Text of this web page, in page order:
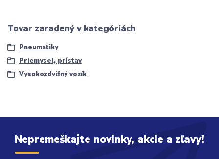
Tovar zaradený v kategóriách
Pneumatiky
Priemysel, prístav
Vysokozdvižný vozík
Nepremeškajte novinky, akcie a zľavy!